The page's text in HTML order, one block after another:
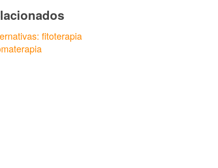
fitoterapia